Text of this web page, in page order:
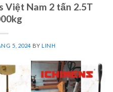
Việt Nam 2 tấn 2.5T
5, 2024 BYLINH